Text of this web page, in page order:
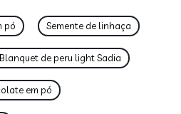
pó Semente de linhaça
Blanquet de peru light Sadia
em pó